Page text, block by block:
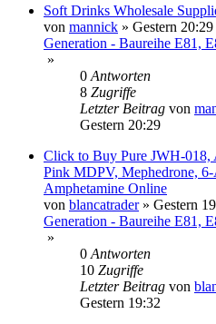
Soft Drinks Wholesale
von mannick » Gestern 20:29
Generation - Baureihe E81,
»
0 Antworten
8 Zugriffe
Letzter Beitrag von
Gestern 20:29
Click to Buy Pure JWH-
Pink MDPV, Mephedrone,
Amphetamine Online
von blancatrader» Gestern
Generation - Baureihe E81,
»
0 Antworten
10 Zugriffe
Letzter Beitrag von
Gestern 19:32